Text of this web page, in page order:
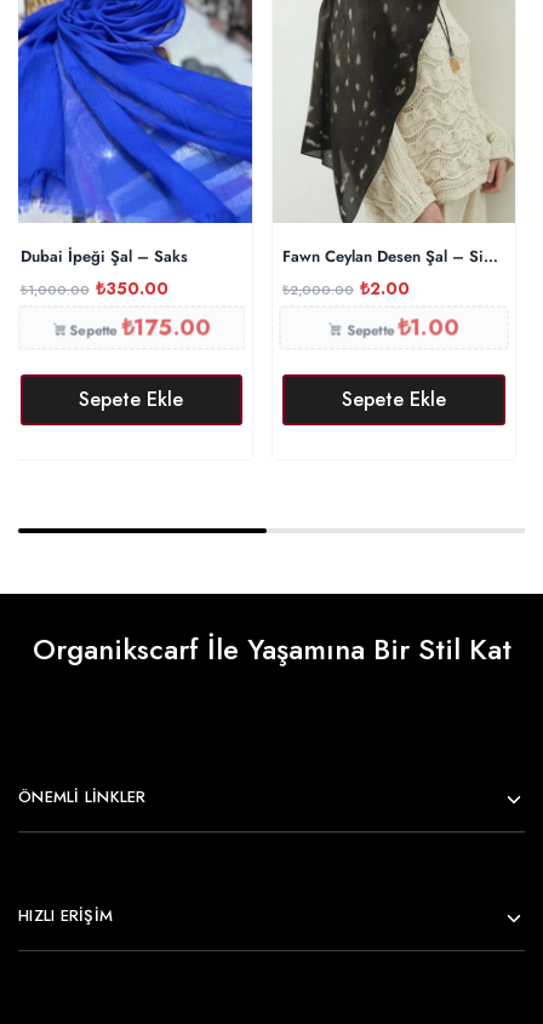
Dubai İpeği Şal – Saks
₺1,000.00 ₺350.00
Sepette₺175.00
Sepete Ekle
Fawn Ceylan Desen Şal – Siyah
₺2,000.00 ₺2.00
Sepette₺1.00
Sepete Ekle
Organikscarf İle Yaşamına Bir Stil Kat
ÖNEMLI LINKLER
HIZLI ERİŞİM